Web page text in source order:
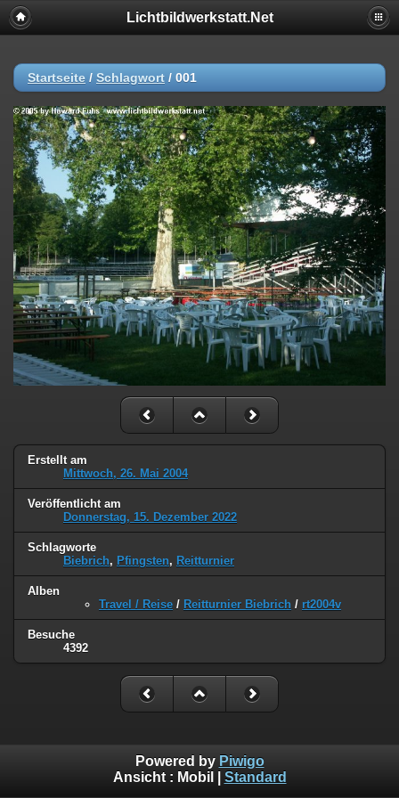
Lichtbildwerkstatt.Net
Startseite / Schlagwort / 001
Erstellt am
Mittwoch, 26. Mai 2004
Veröffentlicht am
Donnerstag, 15. Dezember 2022
Schlagworte
Biebrich, Pfingsten, Reitturnier
Alben
Travel / Reise / Reitturnier Biebrich / rt2004v
Besuche
4392
Powered by Piwigo
Ansicht : Mobil Standard